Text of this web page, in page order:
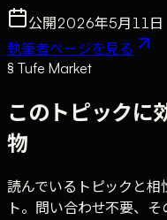
公開2026年5月11日
執筆者ページを見る
§ Tufe Market
このトピックに
物
読んでいるトピックと相
ト。問い合わせ不要、そ